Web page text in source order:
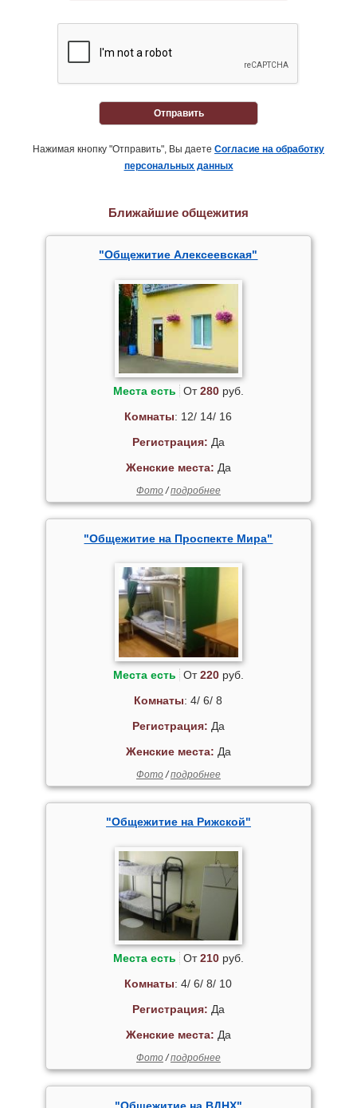
Отправить
Нажимая кнопку "Отправить", Вы даете Согласие на обработку
персональных данных
Ближайшие общежития
"Общежитие Алексеевская"
Места есть От280руб.
Комнаты: 12/ 14/ 16
Регистрация: Да
Женские места: Да
Фото/подробнее
"Общежитие на Проспекте Мира"
Места есть От220руб.
Комнаты: 4/ 6/ 8
Регистрация: Да
Женские места: Да
Фото/подробнее
"Общежитие на Рижской"
Места есть От210руб.
Комнаты: 4/ 6/ 8/ 10
Регистрация: Да
Женские места: Да
Фото/подробнее
"Общежитие на ВДНХ"